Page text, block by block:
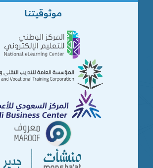
موثوقيتنا